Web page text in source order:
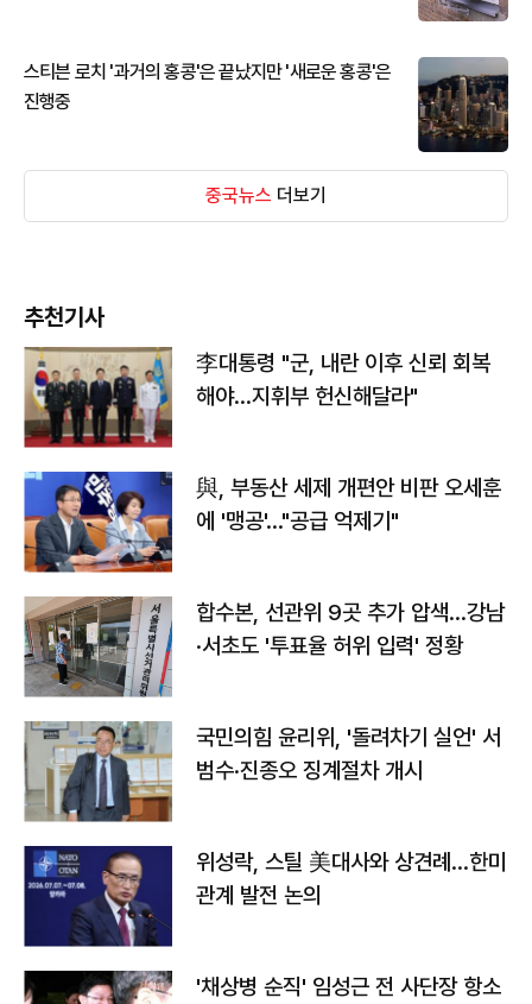
스티븐 로치 '과거의 홍콩'은 끝났지만 '새로운 홍콩'은
진행중
중국뉴스 더보기
추천기사
李대통령 "군, 내란 이후 신뢰 회복
해야…지휘부 헌신해달라"
與, 부동산 세제 개편안 비판 오세훈
에 '맹공'…"공급 억제기"
합수본, 선관위 9곳 추가 압색…강남
·서초도 '투표율 허위 입력' 정황
국민의힘 윤리위, '돌려차기 실언' 서
범수·진종오 징계절차 개시
위성락, 스틸 美대사와 상견례…한미
관계 발전 논의
'채상병 순직' 임성근 전 사단장 항소